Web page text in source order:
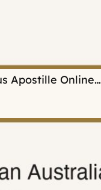
Apostille Online…